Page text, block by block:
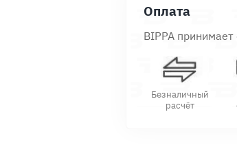
Оплата
BIPPA
Безналичный
расчёт